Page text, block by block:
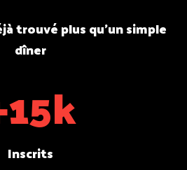
trouvé plus qu'un simple
dîner
Inscrits